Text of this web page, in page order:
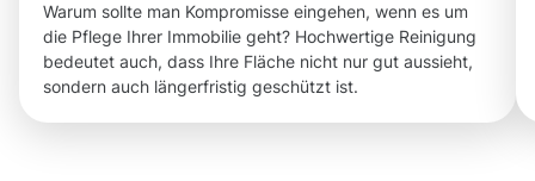
Warum sollte man Kompromisse eingehen, wenn es um
die Pflege Ihrer Immobilie geht? Hochwertige Reinigung
bedeutet auch, dass Ihre Fläche nicht nur gut aussieht,
sondern auch längerfristig geschützt ist.